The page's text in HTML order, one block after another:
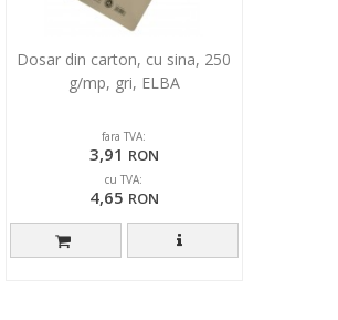
Dosar din carton, cu sina, 250
g/mp, gri, ELBA
fara TVA:
3,91 RON
cu TVA:
4,65 RON